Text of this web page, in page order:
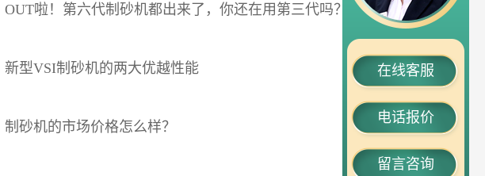
2018-02-25
OUT啦！第六代制砂机都出来了，你还在用第三代吗？
2018-02-24
新型VSI制砂机的两大优越性能
2018-02-06
制砂机的市场价格怎么样？
在线客服
电话报价
留言咨询